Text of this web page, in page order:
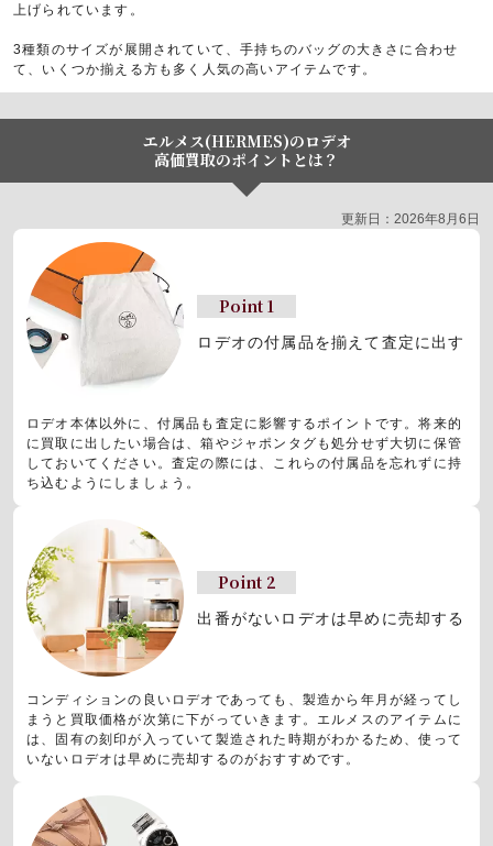
上げられています。
3種類のサイズが展開されていて、手持ちのバッグの大きさに合わせ
て、いくつか揃える方も多く人気の高いアイテムです。
エルメス(HERMES)のロデオ
高価買取のポイントとは？
更新日：2026年8月6日
Point 1
ロデオの付属品を揃えて査定に出す
ロデオ本体以外に、付属品も査定に影響するポイントです。将来的
に買取に出したい場合は、箱やジャポンタグも処分せず大切に保管
しておいてください。査定の際には、これらの付属品を忘れずに持
ち込むようにしましょう。
Point 2
出番がないロデオは早めに売却する
コンディションの良いロデオであっても、製造から年月が経ってし
まうと買取価格が次第に下がっていきます。エルメスのアイテムに
は、固有の刻印が入っていて製造された時期がわかるため、使って
いないロデオは早めに売却するのがおすすめです。